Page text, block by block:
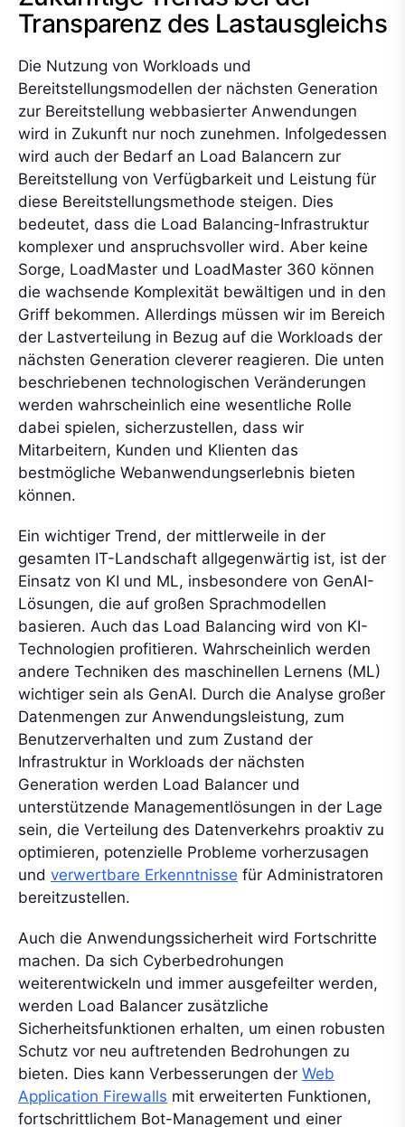
Transparenz des Lastausgleichs
Die Nutzung von Workloads und
Bereitstellungsmodellen der nächsten Generation
zur Bereitstellung webbasierter Anwendungen
wird in Zukunft nur noch zunehmen. Infolgedessen
wird auch der Bedarf an Load Balancern zur
Bereitstellung von Verfügbarkeit und Leistung für
diese Bereitstellungsmethode steigen. Dies
bedeutet, dass die Load Balancing-Infrastruktur
komplexer und anspruchsvoller wird. Aber keine
Sorge, LoadMaster und LoadMaster 360 können
die wachsende Komplexität bewältigen und in den
Griff bekommen. Allerdings müssen wir im Bereich
der Lastverteilung in Bezug auf die Workloads der
nächsten Generation cleverer reagieren. Die unten
beschriebenen technologischen Veränderungen
werden wahrscheinlich eine wesentliche Rolle
dabei spielen, sicherzustellen, dass wir
Mitarbeitern, Kunden und Klienten das
bestmögliche Webanwendungserlebnis bieten
können.
Ein wichtiger Trend, der mittlerweile in der
gesamten IT-Landschaft allgegenwärtig ist, ist der
Einsatz von KI und ML, insbesondere von GenAI-
Lösungen, die auf großen Sprachmodellen
basieren. Auch das Load Balancing wird von KI-
Technologien profitieren. Wahrscheinlich werden
andere Techniken des maschinellen Lernens (ML)
wichtiger sein als GenAI. Durch die Analyse großer
Datenmengen zur Anwendungsleistung, zum
Benutzerverhalten und zum Zustand der
Infrastruktur in Workloads der nächsten
Generation werden Load Balancer und
unterstützende Managementlösungen in der Lage
sein, die Verteilung des Datenverkehrs proaktiv zu
optimieren, potenzielle Probleme vorherzusagen
und verwertbare Erkenntnisse für Administratoren
bereitzustellen.
Auch die Anwendungssicherheit wird Fortschritte
machen. Da sich Cyberbedrohungen
weiterentwickeln und immer ausgefeilter werden,
werden Load Balancer zusätzliche
Sicherheitsfunktionen erhalten, um einen robusten
Schutz vor neu auftretenden Bedrohungen zu
bieten. Dies kann Verbesserungen der Web
Application Firewalls mit erweiterten Funktionen,
fortschrittlichem Bot-Management und einer